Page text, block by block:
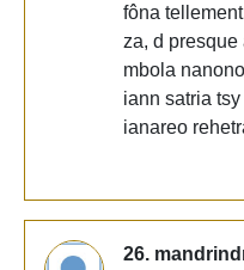
fôna
za, d presque
mbola
iann satria
ianareo
26.